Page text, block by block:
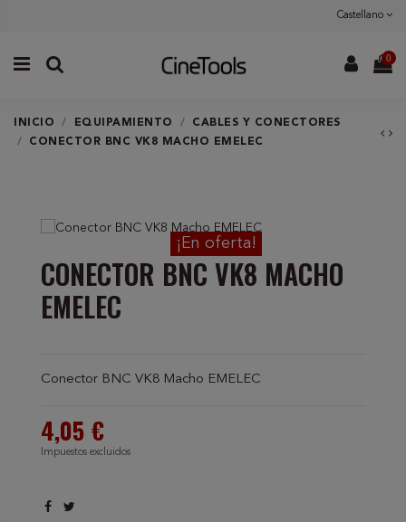
Castellano
0
INICIO EQUIPAMIENTO
CABLES Y CONECTORES
CONECTOR BNC VK8 MACHO EMELEC
¡En oferta!
CONECTOR BNC VK8 MACHO
EMELEC
Conector BNC VK8 Macho EMELEC
4,05 €
Impuestos excluidos